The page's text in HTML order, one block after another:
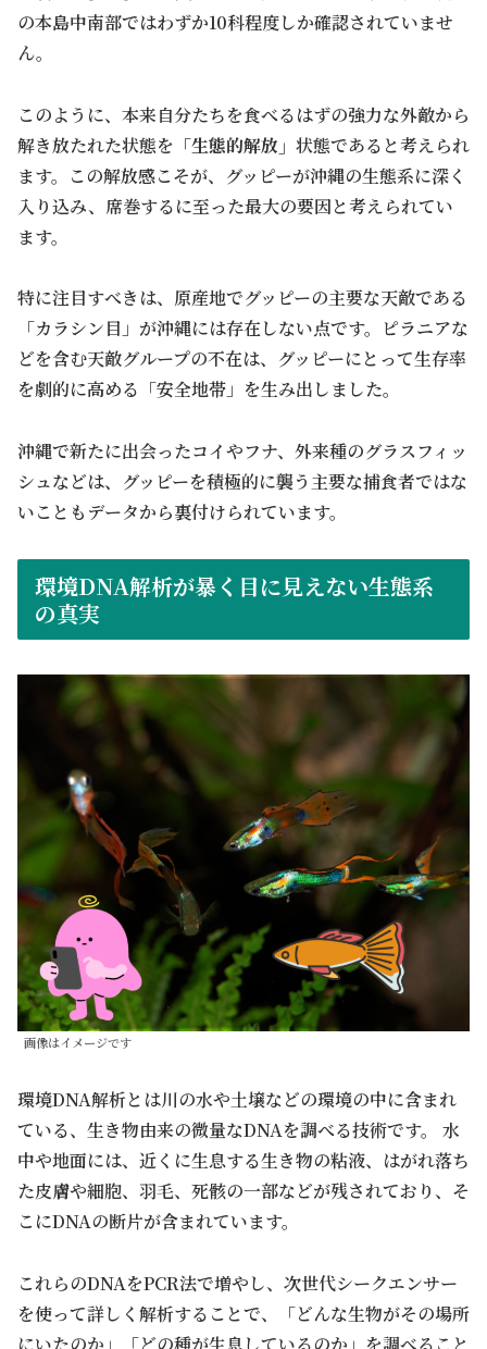
の本島中南部ではわずか10科程度しか確認されていませ
ん。
このように、本来自分たちを食べるはずの強力な外敵から
解き放たれた状態を 「生態的解放」 状態であると考えられ
ます。この解放感こそが、グッピーが沖縄の生態系に深く
入り込み、席巻するに至った最大の要因と考えられてい
ます。
特に注目すべきは、原産地でグッピーの主要な天敵である
「カラシン目」が沖縄には存在しない点です。ピラニアな
どを含む天敵グループの不在は、グッピーにとって生存率
を劇的に高める「安全地帯」を生み出しました。
沖縄で新たに出会ったコイやフナ、外来種のグラスフィッ
シュなどは、グッピーを積極的に襲う主要な捕食者ではな
いこともデータから裏付けられています。
環境DNA解析が暴く目に見えない生態系
の真実
画像はイメージです
環境DNA解析とは川の水や土壌などの環境の中に含まれ
ている、生き物由来の微量なDNAを調べる技術です。 水
中や地面には、近くに生息する生き物の粘液、はがれ落ち
た皮膚や細胞、羽毛、死骸の一部などが残されており、そ
こにDNAの断片が含まれています。
これらのDNAをPCR法で増やし、次世代シークエンサー
を使って詳しく解析することで、「どんな生物がその場所
にいたのか」「どの種が生息しているのか」を調べること